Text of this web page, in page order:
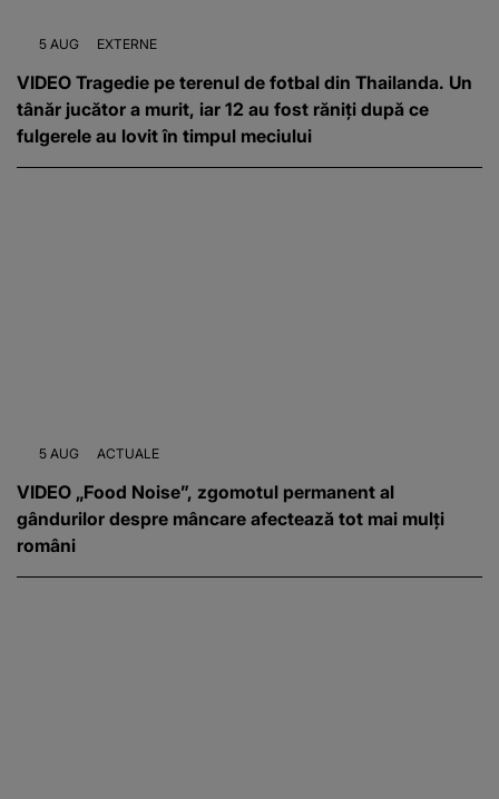
5 AUG EXTERNE
VIDEO Tragedie pe terenul de fotbal din Thailanda. Un
tânăr jucător a murit, iar 12 au fost răniți după ce
fulgerele au lovit în timpul meciului
5 AUG ACTUALE
VIDEO „Food Noise”, zgomotul permanent al
gândurilor despre mâncare afectează tot mai mulți
români